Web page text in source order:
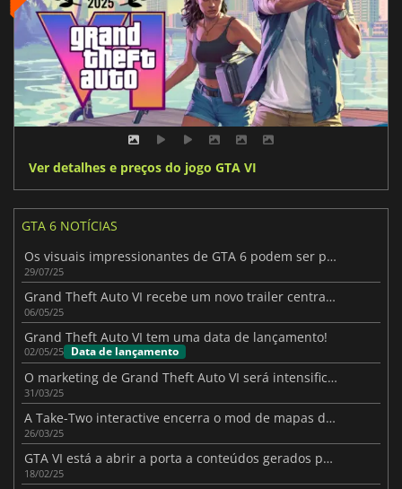
Ver detalhes e preços do jogo GTA VI
GTA 6 NOTÍCIAS
Os visuais impressionantes de GTA 6 podem ser prejudicados pela taxa de quadros
29/07/25
Grand Theft Auto VI recebe um novo trailer centrado em Jason
06/05/25
Grand Theft Auto VI tem uma data de lançamento!
02/05/25 Data de lançamento
O marketing de Grand Theft Auto VI será intensificado mais perto do lançamento
31/03/25
A Take-Two interactive encerra o mod de mapas do Grand Theft Auto VI
26/03/25
GTA VI está a abrir a porta a conteúdos gerados pelo utilizador
18/02/25